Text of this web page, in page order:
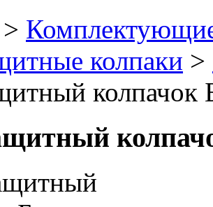
>
колпаки >
колпачок